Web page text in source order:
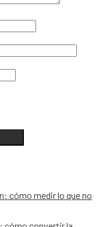
cómo medir lo que no